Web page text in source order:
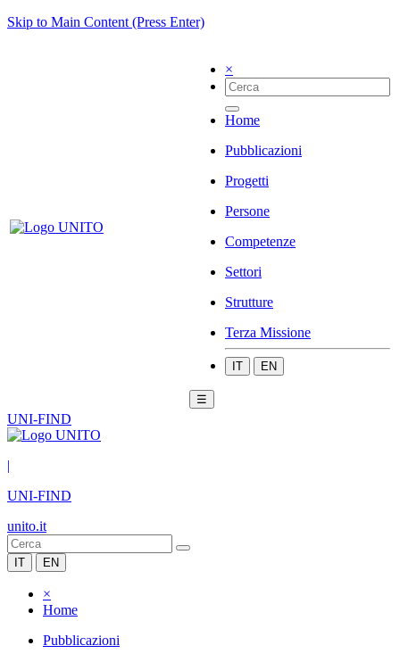
Skip to Main Content (Press Enter)
×
Home
Pubblicazioni
Progetti
Persone
Competenze
Settori
Strutture
Terza Missione
IT EN
☰
UNI-FIND
|
UNI-FIND
unito.it
IT EN
×
Home
Pubblicazioni